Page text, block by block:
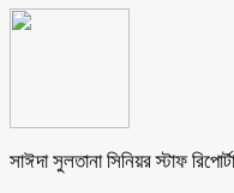
সাঈদা সুলতানা সিনিয়র স্টাফ